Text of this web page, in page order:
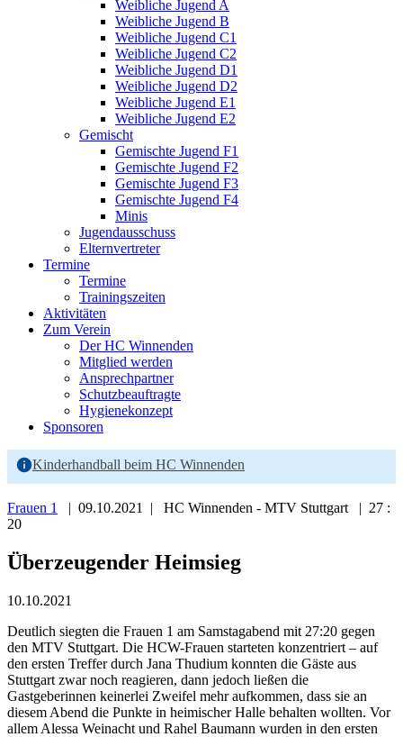
Weibliche Jugend A
Weibliche Jugend B
Weibliche Jugend C1
Weibliche Jugend C2
Weibliche Jugend D1
Weibliche Jugend D2
Weibliche Jugend E1
Weibliche Jugend E2
Gemischt
Gemischte Jugend F1
Gemischte Jugend F2
Gemischte Jugend F3
Gemischte Jugend F4
Minis
Jugendausschuss
Elternvertreter
Termine
Termine
Trainingszeiten
Aktivitäten
Zum Verein
Der HC Winnenden
Mitglied werden
Ansprechpartner
Schutzbeauftragte
Hygienekonzept
Sponsoren
Kinderhandball beim HC Winnenden
Frauen 1
| 09.10.2021 | HC Winnenden - MTV Stuttgart | 27 :
20
Überzeugender Heimsieg
10.10.2021
Deutlich siegten die Frauen 1 am Samstagabend mit 27:20 gegen
den MTV Stuttgart. Die HCW-Frauen starteten konzentriert – auf
den ersten Treffer durch Jana Thudium konnten die Gäste aus
Stuttgart zwar noch reagieren, dann jedoch ließen die
Gastgeberinnen keinerlei Zweifel mehr aufkommen, dass sie an
diesem Abend die Punkte in heimischer Halle behalten wollten. Vor
allem Alessa Weinacht und Rahel Baumann wurden in den ersten